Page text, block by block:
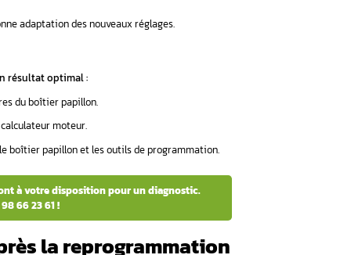
de réactivité et peine à monter en régime.
ajustement du boîtier papillon peut améliorer le
ou cale peut être stabilisé grâce à une gestion plus précise
où elle n’est pas recommandée
d’injecteurs, une vanne EGR encrassée ou un turbo
papillon.
préalable est indispensable pour s’assurer que la